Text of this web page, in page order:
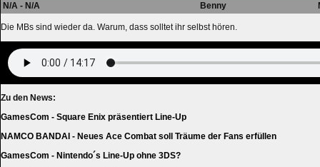
N/A - N/A
Benny
Die MBs sind wieder da. Warum, dass solltet ihr selbst hören.
Zu den News:
GamesCom - Square Enix präsentiert Line-Up
NAMCO BANDAI - Neues Ace Combat soll Träume der Fans erfüllen
GamesCom - Nintendo´s Line-Up ohne 3DS?